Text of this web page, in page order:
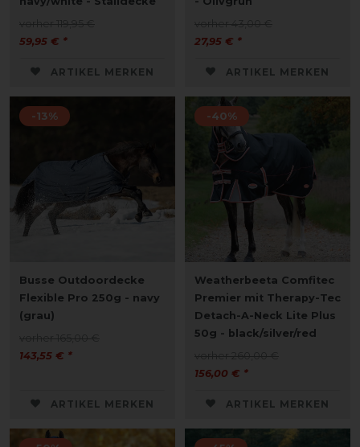
59,95 € *
ARTIKEL MERKEN
27,95 € *
ARTIKEL MERKEN
-13%
Busse Outdoordecke
Flexible Pro 250g - navy
(grau)
143,55 € *
ARTIKEL MERKEN
-40%
Weatherbeeta Comfitec
Premier mit Therapy-Tec
Detach-A-Neck Lite Plus
50g - black/silver/red
156,00 € *
ARTIKEL MERKEN